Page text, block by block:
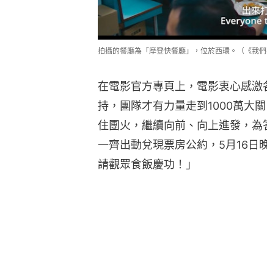
拍攝的餐廳為「摩登快餐廳」，位於西環。（《我們
在電影官方專頁上，電影衷心感
持，團隊才有力量走到1000萬大
住團火，繼續向前、向上進發，
一齊出動兌現票房公約，5月16日
請觀眾食飯慶功！」